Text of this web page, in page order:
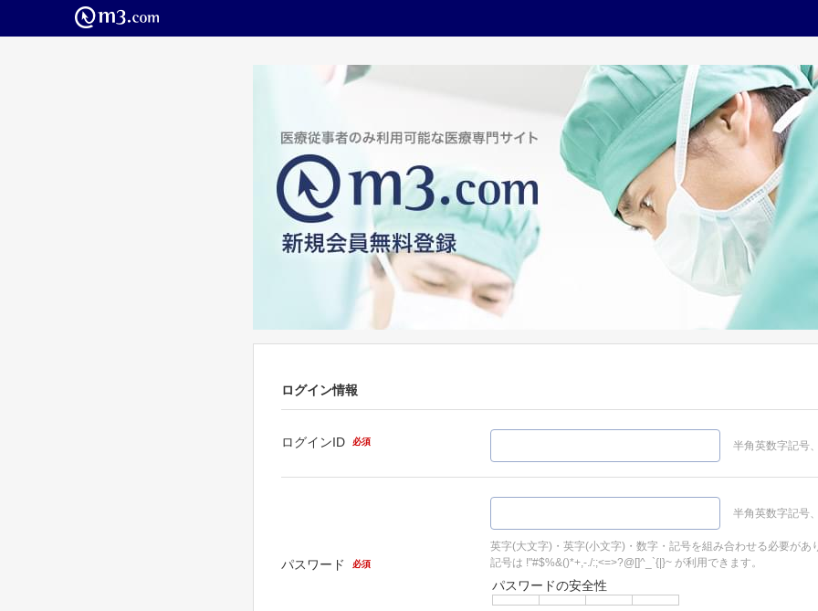
ログイン情報
ログインID 必須 半角英数字記号
パスワード 必須
半角英数字記号
英字(大文字)・英字(小文字)・数字・記号を組み合わせる必要があ
記号は !"#$%&()*+,-./:;<=>?@[]^_`{|}~ が利用できます。
パスワードの安全性